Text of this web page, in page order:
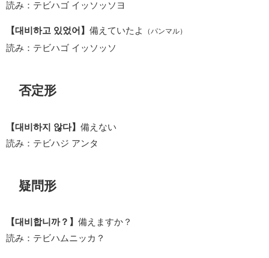
読み：テビハゴ イッソッソヨ
【대비하고 있었어】 備えていたよ （パンマル）
読み：テビハゴ イッソッソ
否定形
【대비하지 않다】 備えない
読み：テビハジ アンタ
疑問形
【대비합니까？】 備えますか？
読み：テビハムニッカ？